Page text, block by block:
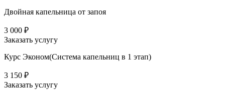
Двойная капельница от запоя
3 000 ₽
Заказать услугу
Курс Эконом(Система капельниц в 1 этап)
3 150 ₽
Заказать услугу